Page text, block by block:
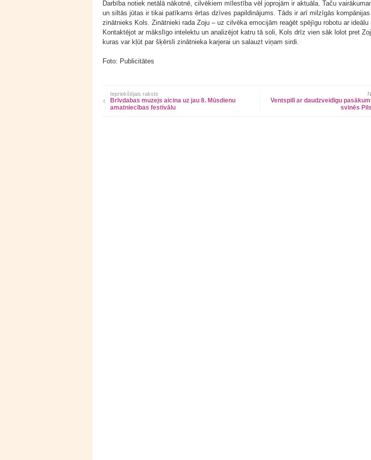
Darbība notiek netālā nākotnē, cilvēkiem mīlestība vēl joprojām ir aktuāla. Taču
un siltās jūtas ir tikai patīkams ērtas dzīves papildinājums. Tāds ir arī milzīgās
zinātnieks Kols. Zinātnieki rada Zoju – uz cilvēka emocijām reaģēt spējīgu robotu ar ideālu
Kontaktējot ar mākslīgo intelektu un analizējot katru tā soli, Kols drīz vien sāk lolot pret
kuras var kļūt par šķērsli zinātnieka karjerai un salauzt viņam sirdi.
Foto: Publicitātes
Iepriekšējais raksts
Brīvdabas muzejs aicina uz jau 8. Mūsdienu
amatniecības festivālu
Ventspilī ar daudzveidīgu
svinēs